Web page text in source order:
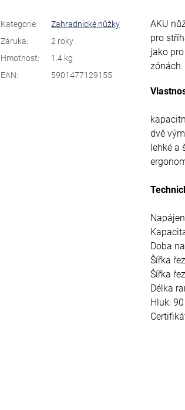
AKU
pro
jako
zónách.
dvě
lehké a
Doba
Šířka
Šířka
Délka
Hluk:
Kategorie:
Zahradnické nůžky
Záruka:
2 roky
Hmotnost:
1.4 kg
EAN: 5901477129155